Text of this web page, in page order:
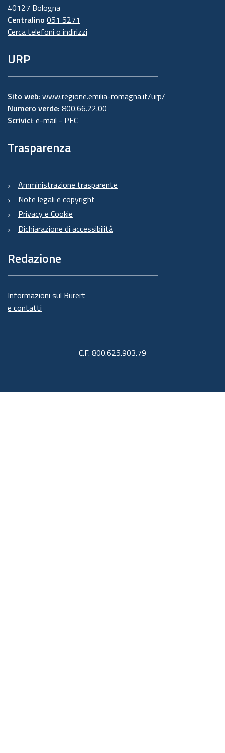
40127 Bologna
Centralino 051 5271
Cerca telefoni o indirizzi
URP
Sito web: www.regione.emilia-romagna.it/urp/
Numero verde: 800.66.22.00
Scrivici: e-mail - PEC
Trasparenza
Amministrazione trasparente
Note legali e copyright
Privacy e Cookie
Dichiarazione di accessibilità
Redazione
Informazioni sul Burert
e contatti
C.F. 800.625.903.79